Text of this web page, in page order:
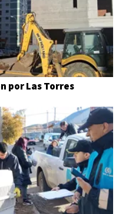
por Las Torres